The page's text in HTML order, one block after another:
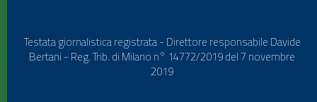
Testata giornalistica registrata - Direttore responsabile Davide
Bertani - Reg. Trib. di Milano n° 14772/2019 del 7 novembre
2019